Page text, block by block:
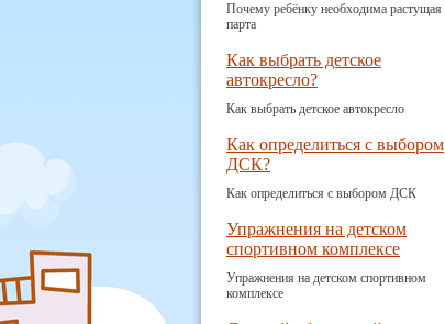
Почему ребёнку необходима растущая
парта
Как выбрать детское
автокресло?
Как выбрать детское автокресло
Как определиться с выбором
ДСК?
Как определиться с выбором ДСК
Упражнения на детском
спортивном комплексе
Упражнения на детском спортивном
комплексе